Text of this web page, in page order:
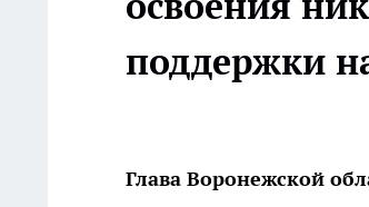
поддержки
Глава Воронежской